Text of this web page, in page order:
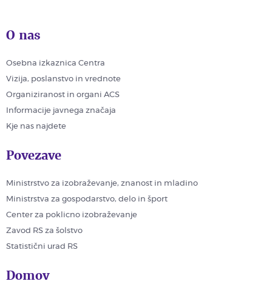
O nas
Osebna izkaznica Centra
Vizija, poslanstvo in vrednote
Organiziranost in organi ACS
Informacije javnega značaja
Kje nas najdete
Povezave
Ministrstvo za izobraževanje, znanost in mladino
Ministrstva za gospodarstvo, delo in šport
Center za poklicno izobraževanje
Zavod RS za šolstvo
Statistični urad RS
Domov